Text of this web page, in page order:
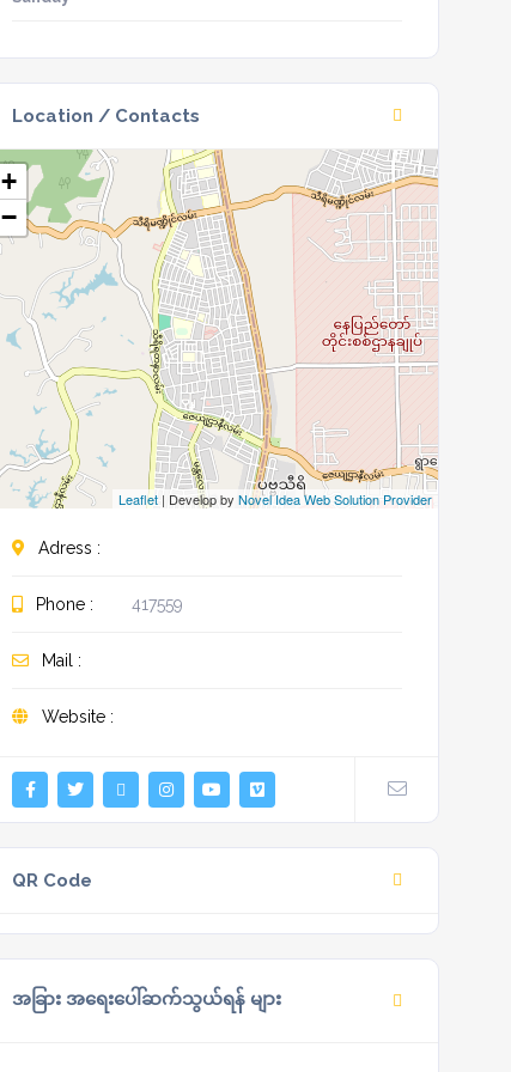
Location / Contacts
+
−
Leaflet | Develop by Novel Idea Web Solution Provider
Adress :
Phone : 417559
Mail :
Website :
QR Code
အခြား အရေးပေါ်ဆက်သွယ်ရန် များ